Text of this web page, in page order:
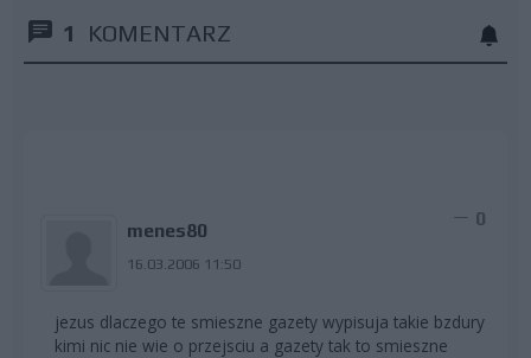
1 KOMENTARZ
menes80
16.03.2006 11:50
0
jezus dlaczego te smieszne gazety wypisuja takie bzdury
kimi nic nie wie o przejsciu a gazety tak to smieszne